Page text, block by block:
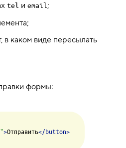
tel и email;
в каком виде пересылать
формы:
>Отправить</button>